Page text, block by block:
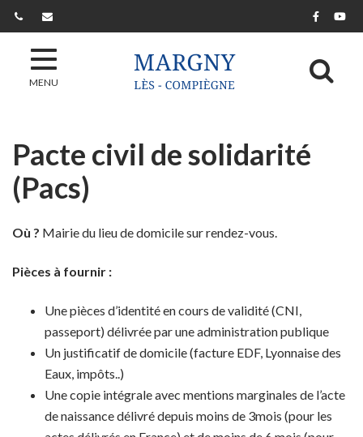
Lien
MENU
Pacte civil de solidarité
(Pacs)
Où ? Mairie du lieu de domicile sur rendez-vous.
Pièces à fournir :
Une pièces d’identité en cours de validité (CNI,
passeport) délivrée par une administration publique
Un justificatif de domicile (facture EDF, Lyonnaise des
Eaux, impôts..)
Une copie intégrale avec mentions marginales de l’acte
de naissance délivré depuis moins de 3mois (pour les